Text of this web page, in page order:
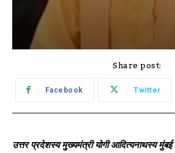
Share post:
Facebook Twitter
उत्तर प्रदेशस्य मुख्यमंत्री योगी आदित्यनाथस्य मुंबई